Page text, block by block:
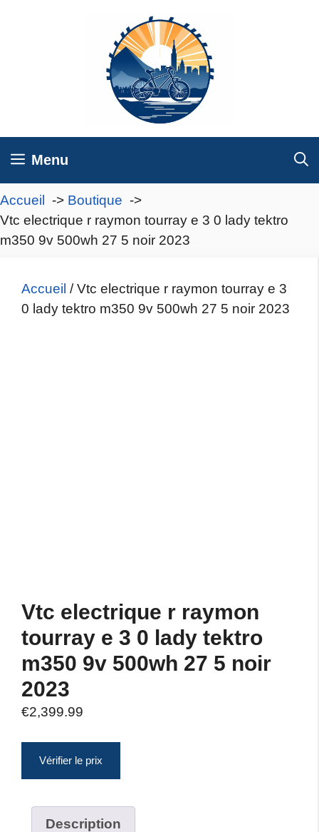
Menu
Accueil
Boutique
Vtc electrique r raymon tourray e 3 0 lady tektro
m350 9v 500wh 27 5 noir 2023
Accueil / Vtc electrique r raymon tourray e 3
0 lady tektro m350 9v 500wh 27 5 noir 2023
Vtc electrique r raymon
tourray e 3 0 lady tektro
m350 9v 500wh 27 5 noir
2023
€2,399.99
Vérifier le prix
Description